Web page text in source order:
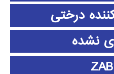
درختی
نشده